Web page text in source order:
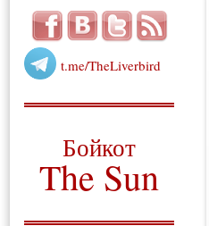
t.me/TheLiverbird
Бойкот
The Sun